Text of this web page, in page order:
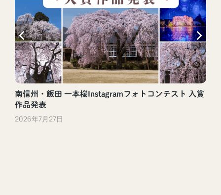
南信州・飯田 一本桜Instagramフォトコンテスト 入賞
作品発表
2026年7月27日